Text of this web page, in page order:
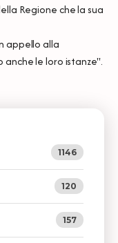
Regione che la sua
appello alla
le loro istanze''.
1146
120
157